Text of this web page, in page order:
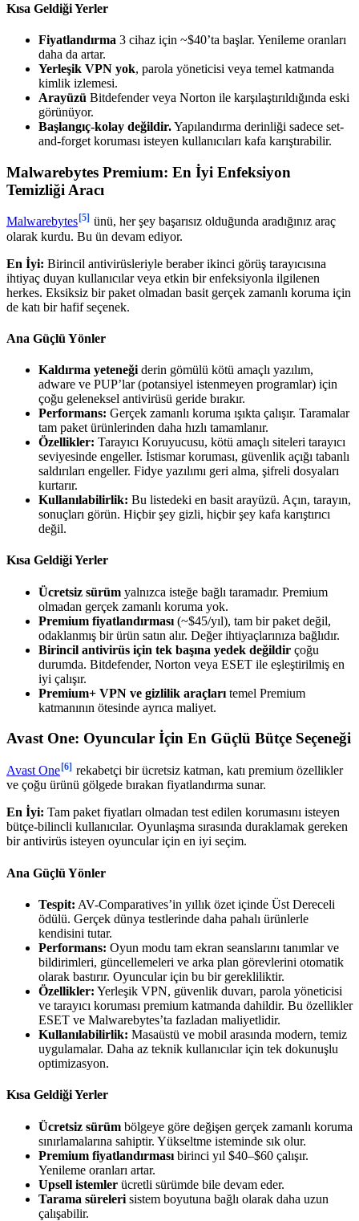
Kısa Geldiği Yerler
Fiyatlandırma 3 cihaz için ~$40’ta başlar. Yenileme oranları
daha da artar.
Yerleşik VPN yok, parola yöneticisi veya temel katmanda
kimlik izlemesi.
Arayüzü Bitdefender veya Norton ile karşılaştırıldığında eski
görünüyor.
Başlangıç-kolay değildir.Yapılandırma derinliği sadece set-
and-forget koruması isteyen kullanıcıları kafa karıştırabilir.
Malwarebytes Premium: En İyi Enfeksiyon
Temizliği Aracı
Malwarebytes [5]
ünü, her şey başarısız olduğunda aradığınız araç
olarak kurdu. Bu ün devam ediyor.
En İyi: Birincil antivirüsleriyle beraber ikinci görüş tarayıcısına
ihtiyaç duyan kullanıcılar veya etkin bir enfeksiyonla ilgilenen
herkes. Eksiksiz bir paket olmadan basit gerçek zamanlı koruma için
de katı bir hafif seçenek.
Ana Güçlü Yönler
Kaldırma yeteneği derin gömülü kötü amaçlı yazılım,
adware ve PUP’lar (potansiyel istenmeyen programlar) için
çoğu geleneksel antivirüsü geride bırakır.
Performans: Gerçek zamanlı koruma ışıkta çalışır. Taramalar
tam paket ürünlerinden daha hızlı tamamlanır.
Özellikler: Tarayıcı Koruyucusu, kötü amaçlı siteleri tarayıcı
seviyesinde engeller. İstismar koruması, güvenlik açığı tabanlı
saldırıları engeller. Fidye yazılımı geri alma, şifreli dosyaları
kurtarır.
Kullanılabilirlik: Bu listedeki en basit arayüzü. Açın, tarayın,
sonuçları görün. Hiçbir şey gizli, hiçbir şey kafa karıştırıcı
değil.
Kısa Geldiği Yerler
Ücretsiz sürüm yalnızca isteğe bağlı taramadır. Premium
olmadan gerçek zamanlı koruma yok.
Premium fiyatlandırması (~$45/yıl), tam bir paket değil,
odaklanmış bir ürün satın alır. Değer ihtiyaçlarınıza bağlıdır.
Birincil antivirüs için tek başına yedek değildir çoğu
durumda. Bitdefender, Norton veya ESET ile eşleştirilmiş en
iyi çalışır.
Premium+ VPN ve gizlilik araçları temel Premium
katmanının ötesinde ayrıca maliyet.
Avast One: Oyuncular İçin En Güçlü Bütçe Seçeneği
Avast One [6] rekabetçi bir ücretsiz katman, katı premium özellikler
ve çoğu ürünü gölgede bırakan fiyatlandırma sunar.
En İyi: Tam paket fiyatları olmadan test edilen korumasını isteyen
bütçe-bilincli kullanıcılar. Oyunlaşma sırasında duraklamak gereken
bir antivirüs isteyen oyuncular için en iyi seçim.
Ana Güçlü Yönler
Tespit: AV-Comparatives’in yıllık özet içinde Üst Dereceli
ödülü. Gerçek dünya testlerinde daha pahalı ürünlerle
kendisini tutar.
Performans: Oyun modu tam ekran seanslarını tanımlar ve
bildirimleri, güncellemeleri ve arka plan görevlerini otomatik
olarak bastırır. Oyuncular için bu bir gerekliliktir.
Özellikler: Yerleşik VPN, güvenlik duvarı, parola yöneticisi
ve tarayıcı koruması premium katmanda dahildir. Bu özellikler
ESET ve Malwarebytes’ta fazladan maliyetlidir.
Kullanılabilirlik: Masaüstü ve mobil arasında modern, temiz
uygulamalar. Daha az teknik kullanıcılar için tek dokunuşlu
optimizasyon.
Kısa Geldiği Yerler
Ücretsiz sürüm bölgeye göre değişen gerçek zamanlı koruma
sınırlamalarına sahiptir. Yükseltme isteminde sık olur.
Premium fiyatlandırması birinci yıl $40–$60 çalışır.
Yenileme oranları artar.
Upsell istemler ücretli sürümde bile devam eder.
Tarama süreleri sistem boyutuna bağlı olarak daha uzun
çalışabilir.